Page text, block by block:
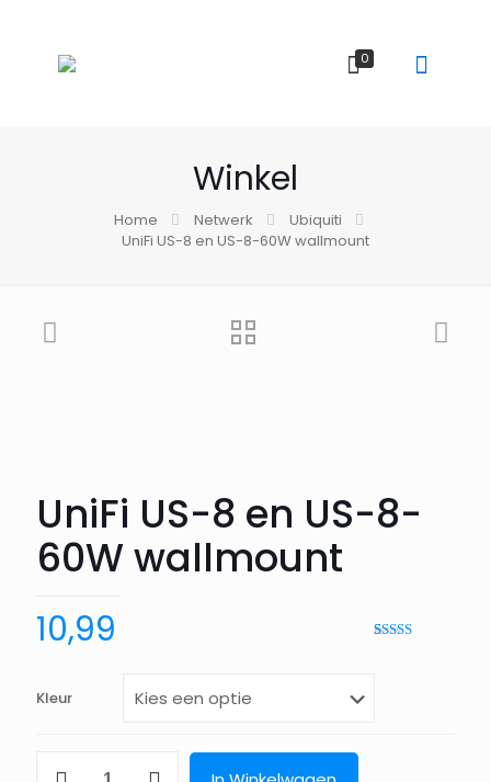
0
Winkel
Home Netwerk
Ubiquiti
UniFi US-8 en US-8-60W wallmount
UniFi US-8 en US-8-
60W wallmount
10,99
Kleur